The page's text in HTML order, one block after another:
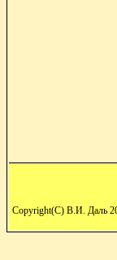
Copyright(C) В.И. Даль